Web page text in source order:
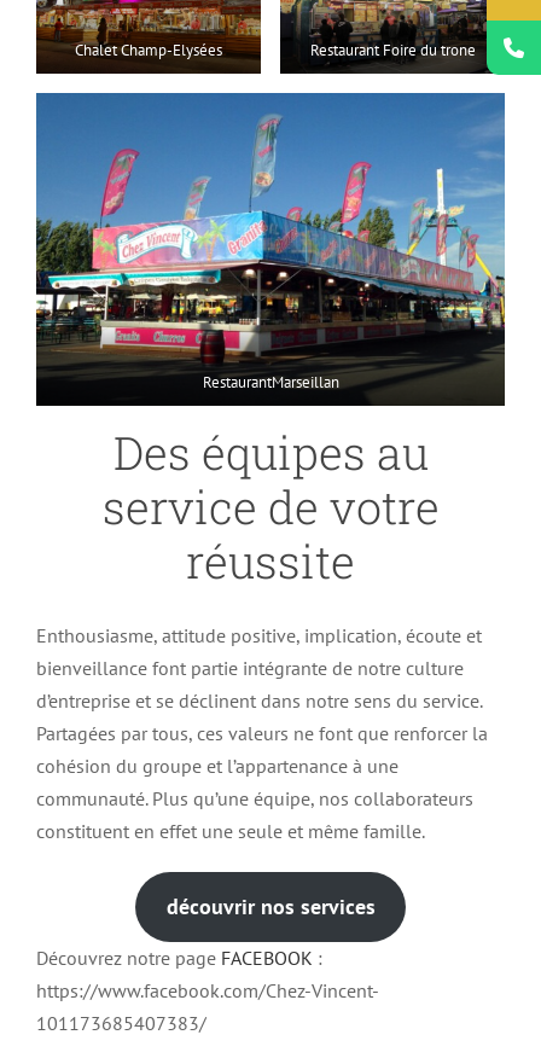
Chalet Champ-Elysées Restaurant Foire du trone
RestaurantMarseillan
Des équipes au
service de votre
réussite
Enthousiasme, attitude positive, implication, écoute et
bienveillance font partie intégrante de notre culture
d’entreprise et se déclinent dans notre sens du service.
Partagées par tous, ces valeurs ne font que renforcer la
cohésion du groupe et l’appartenance à une
communauté. Plus qu’une équipe, nos collaborateurs
constituent en effet une seule et même famille.
découvrir nos services
Découvrez notre page FACEBOOK :
https://www.facebook.com/Chez-Vincent-
101173685407383/